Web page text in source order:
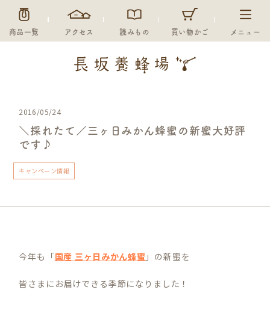
商品一覧 アクセス 読みもの 買い物かご メニュー
2016/05/24
＼採れたて／三ヶ日みかん蜂蜜の新蜜大好評
です♪
キャンペーン情報
今年も「国産 三ヶ日みかん蜂蜜 」の新蜜を
皆さまにお届けできる季節になりました！